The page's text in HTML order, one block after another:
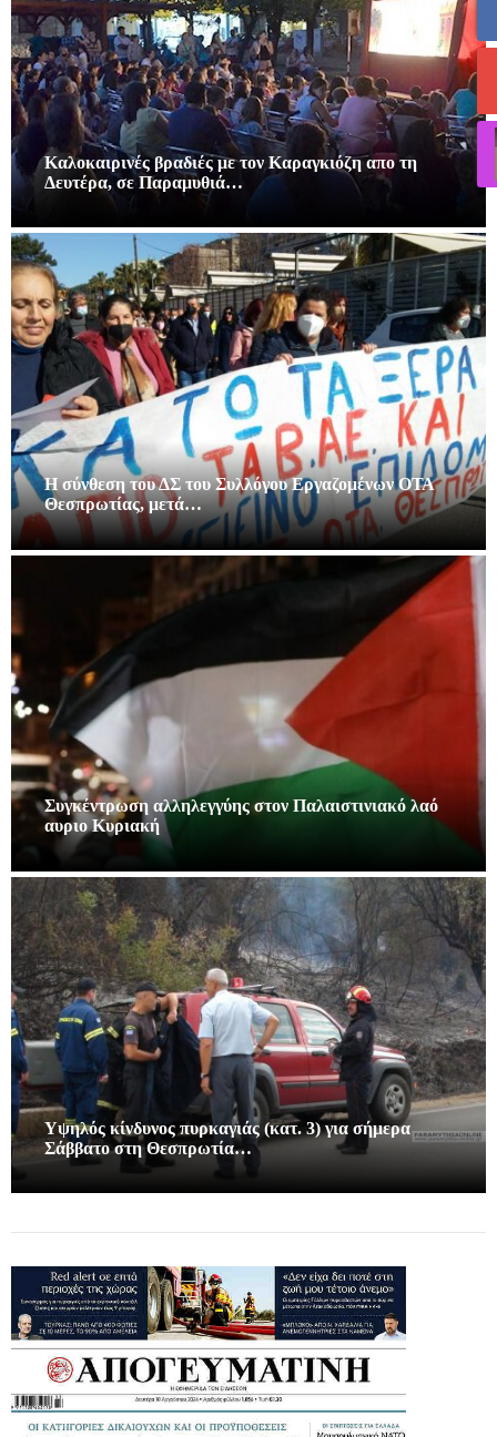
Καλοκαιρινές βραδιές με τον Καραγκιόζη απο τη
Δευτέρα, σε Παραμυθιά…
Η σύνθεση του ΔΣ του Συλλόγου Εργαζομένων ΟΤΑ
Θεσπρωτίας, μετά…
Συγκέντρωση αλληλεγγύης στον Παλαιστινιακό λαό
αυριο Κυριακή
Υψηλός κίνδυνος πυρκαγιάς (κατ. 3) για σήμερα
Σάββατο στη Θεσπρωτία…